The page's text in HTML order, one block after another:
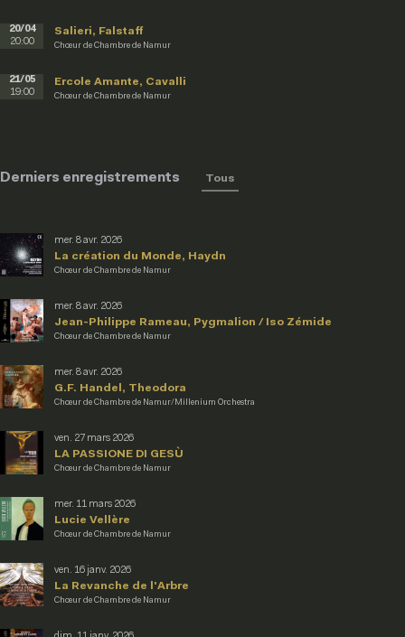
Salieri, Falstaff
Chœur de Chambre de Namur
20/04
20:00
Ercole Amante, Cavalli
Chœur de Chambre de Namur
21/05
19:00
Derniers enregistrements Tous
La création du Monde, Haydn
mer. 8 avr. 2026
Chœur de Chambre de Namur
Jean-Philippe Rameau, Pygmalion / Iso Zémide
mer. 8 avr. 2026
Chœur de Chambre de Namur
G.F. Handel, Theodora
mer. 8 avr. 2026
Chœur de Chambre de Namur/Millenium Orchestra
LA PASSIONE DI GESÙ
ven. 27 mars 2026
Chœur de Chambre de Namur
Lucie Vellère
mer. 11 mars 2026
Chœur de Chambre de Namur
La Revanche de l'Arbre
ven. 16 janv. 2026
Chœur de Chambre de Namur